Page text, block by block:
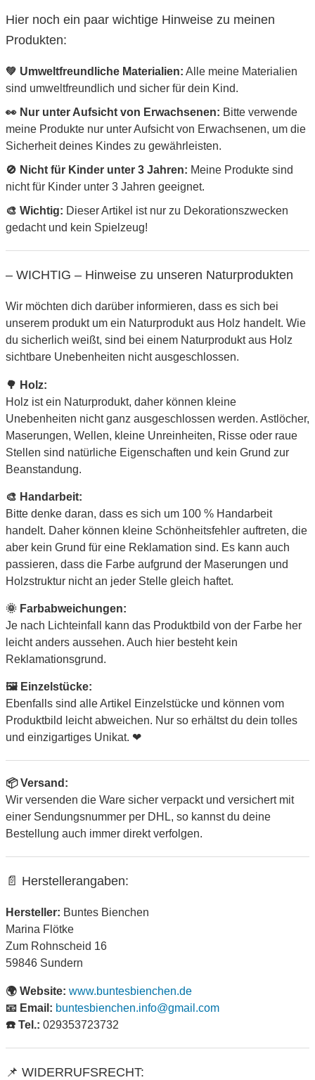
Hier noch ein paar wichtige Hinweise zu meinen
Produkten:
💚 Umweltfreundliche Materialien: Alle meine Materialien
sind umweltfreundlich und sicher für dein Kind.
👀 Nur unter Aufsicht von Erwachsenen: Bitte verwende
meine Produkte nur unter Aufsicht von Erwachsenen, um die
Sicherheit deines Kindes zu gewährleisten.
🚫 Nicht für Kinder unter 3 Jahren: Meine Produkte sind
nicht für Kinder unter 3 Jahren geeignet.
🎨 Wichtig: Dieser Artikel ist nur zu Dekorationszwecken
gedacht und kein Spielzeug!
– WICHTIG – Hinweise zu unseren Naturprodukten
Wir möchten dich darüber informieren, dass es sich bei
unserem produkt um ein Naturprodukt aus Holz handelt. Wie
du sicherlich weißt, sind bei einem Naturprodukt aus Holz
sichtbare Unebenheiten nicht ausgeschlossen.
🌳 Holz:
Holz ist ein Naturprodukt, daher können kleine
Unebenheiten nicht ganz ausgeschlossen werden. Astlöcher,
Maserungen, Wellen, kleine Unreinheiten, Risse oder raue
Stellen sind natürliche Eigenschaften und kein Grund zur
Beanstandung.
🎨 Handarbeit:
Bitte denke daran, dass es sich um 100 % Handarbeit
handelt. Daher können kleine Schönheitsfehler auftreten, die
aber kein Grund für eine Reklamation sind. Es kann auch
passieren, dass die Farbe aufgrund der Maserungen und
Holzstruktur nicht an jeder Stelle gleich haftet.
🌞 Farbabweichungen:
Je nach Lichteinfall kann das Produktbild von der Farbe her
leicht anders aussehen. Auch hier besteht kein
Reklamationsgrund.
🖼 Einzelstücke:
Ebenfalls sind alle Artikel Einzelstücke und können vom
Produktbild leicht abweichen. Nur so erhältst du dein tolles
und einzigartiges Unikat. ❤
📦 Versand:
Wir versenden die Ware sicher verpackt und versichert mit
einer Sendungsnummer per DHL, so kannst du deine
Bestellung auch immer direkt verfolgen.
📄 Herstellerangaben:
Hersteller: Buntes Bienchen
Marina Flötke
Zum Rohnscheid 16
59846 Sundern
🌍 Website: www.buntesbienchen.de
📧 Email: buntesbienchen.info@gmail.com
☎️ Tel.: 029353723732
📌 WIDERRUFSRECHT: